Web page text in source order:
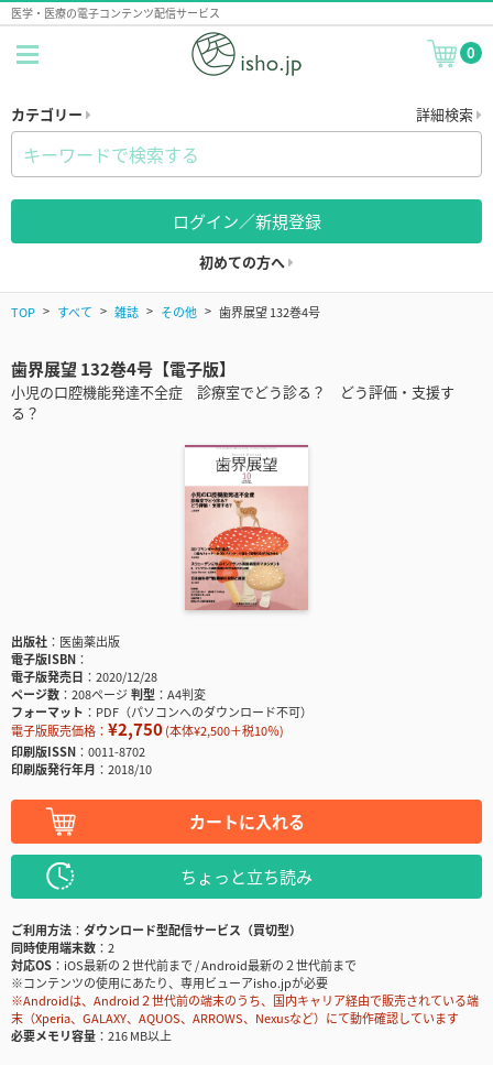
医学・医療の電子コンテンツ配信サービス
0
カテゴリー 詳細検索
ログイン／新規登録
初めての方へ
TOP すべて 雑誌 その他 歯界展望 132巻4号
歯界展望 132巻4号【電子版】
小児の口腔機能発達不全症 診療室でどう診る？ どう評価・支援す
る？
出版社
医歯薬出版
電子版ISBN
電子版発売日
2020/12/28
ページ数
208ページ判型
A4判変
フォーマット
PDF（パソコンへのダウンロード不可）
電子版販売価格： ¥2,750(本体¥2,500＋税10％)
印刷版ISSN
0011-8702
印刷版発行年月
2018/10
カートに入れる
ちょっと立ち読み
ご利用方法
ダウンロード型配信サービス（買切型）
同時使用端末数
2
対応OS
iOS最新の２世代前まで / Android最新の２世代前まで
※コンテンツの使用にあたり、専用ビューアisho.jpが必要
※Androidは、Android２世代前の端末のうち、国内キャリア経由で販売されている端
末（Xperia、GALAXY、AQUOS、ARROWS、Nexusなど）にて動作確認しています
必要メモリ容量
216 MB以上